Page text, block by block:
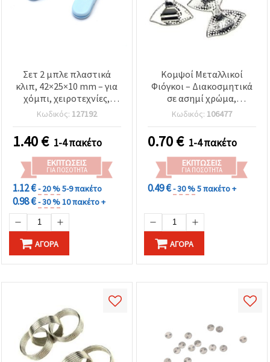
Σετ 2 μπλε πλαστικά
κλιπ, 42×25×10 mm – για
χόμπι, χειροτεχνίες,
scrapbooking, ραπτική
και διακόσμηση
Κωδικός: 127192
1.40€ 1-4 πακέτο
ΕΚΠΤΏΣΕΙΣ
ΓΙΑ ΠΟΣΌΤΗΤΑ
1.12 €- 20 %5-9 πακέτο
0.98 €- 30 %10 πακέτο +
ΑΓΟΡΆ
Κομψοί Μεταλλικοί
Φιόγκοι – Διακοσμητικά
σε ασημί χρώμα,
42x47x12 mm –
Συσκευασία 2 τεμ. για DIY
κοσμήματα &
χειροτεχνίες
Κωδικός: 106477
0.70€ 1-4 πακέτο
ΕΚΠΤΏΣΕΙΣ
ΓΙΑ ΠΟΣΌΤΗΤΑ
0.49 €- 30 %5 πακέτο +
ΑΓΟΡΆ